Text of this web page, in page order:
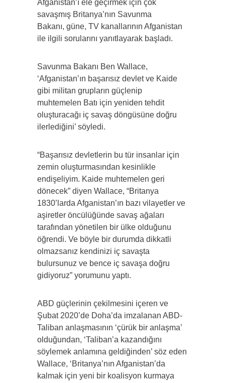
Afganistan’ı ele geçirmek için çok
savaşmış Britanya’nın Savunma
Bakanı, güne, TV kanallarının Afganistan
ile ilgili sorularını yanıtlayarak başladı.
Savunma Bakanı Ben Wallace,
‘Afganistan’ın başarısız devlet ve Kaide
gibi militan grupların güçlenip
muhtemelen Batı için yeniden tehdit
oluşturacağı iç savaş döngüsüne doğru
ilerlediğini’ söyledi.
“Başarısız devletlerin bu tür insanlar için
zemin oluşturmasından kesinlikle
endişeliyim. Kaide muhtemelen geri
dönecek” diyen Wallace, “Britanya
1830’larda Afganistan’ın bazı vilayetler ve
aşiretler öncülüğünde savaş ağaları
tarafından yönetilen bir ülke olduğunu
öğrendi. Ve böyle bir durumda dikkatli
olmazsanız kendinizi iç savaşta
bulursunuz ve bence iç savaşa doğru
gidiyoruz” yorumunu yaptı.
ABD güçlerinin çekilmesini içeren ve
Şubat 2020’de Doha’da imzalanan ABD-
Taliban anlaşmasının ‘çürük bir anlaşma’
olduğundan, ‘Taliban’a kazandığını
söylemek anlamına geldiğinden’ söz eden
Wallace, ‘Britanya’nın Afganistan’da
kalmak için yeni bir koalisyon kurmaya